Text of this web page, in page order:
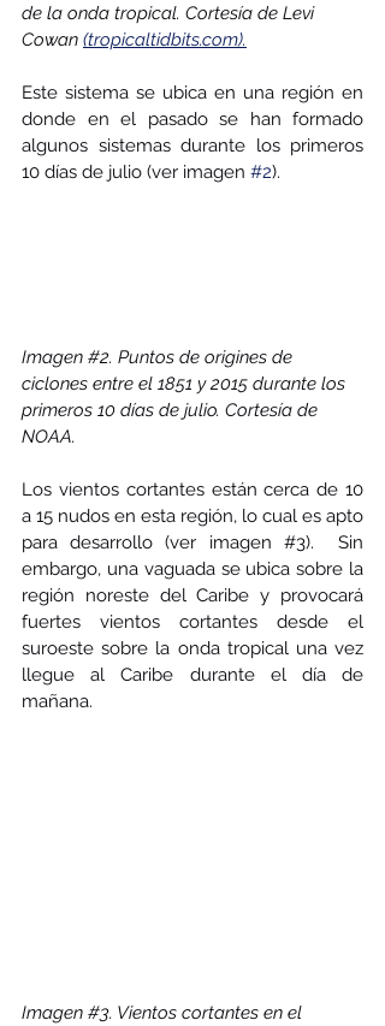
de la onda tropical. Cortesía de Levi
Cowan (tropicaltidbits.com).
Este sistema se ubica en una región en
donde en el pasado se han formado
algunos sistemas durante los primeros
10 días de julio (ver imagen #2).
Imagen #2. Puntos de origines de
ciclones entre el 1851 y 2015 durante los
primeros 10 días de julio. Cortesía de
NOAA.
Los vientos cortantes están cerca de 10
a 15 nudos en esta región, lo cual es apto
para desarrollo (ver imagen #3).  Sin
embargo, una vaguada se ubica sobre la
región noreste del Caribe y provocará
fuertes vientos cortantes desde el
suroeste sobre la onda tropical una vez
llegue al Caribe durante el día de
mañana.
Imagen #3. Vientos cortantes en el